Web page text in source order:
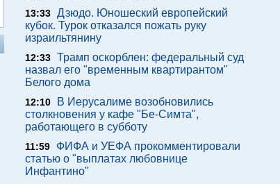
13:33 Дзюдо. Юношеский европейский
кубок. Турок отказался пожать руку
израильтянину
12:33 Трамп оскорблен: федеральный суд
назвал его "временным квартирантом"
Белого дома
12:10
В Иерусалиме возобновились
столкновения у кафе "Бе-Симта",
работающего в субботу
11:59
ФИФА и УЕФА прокомментировали
статью о "выплатах любовнице
Инфантино"